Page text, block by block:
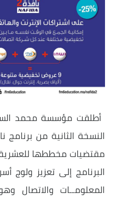
النسخة الثانية من
البرنامج إلى تعزيز ولوج
المعلومــات